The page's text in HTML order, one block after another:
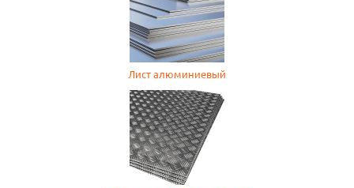
Лист алюминиевый